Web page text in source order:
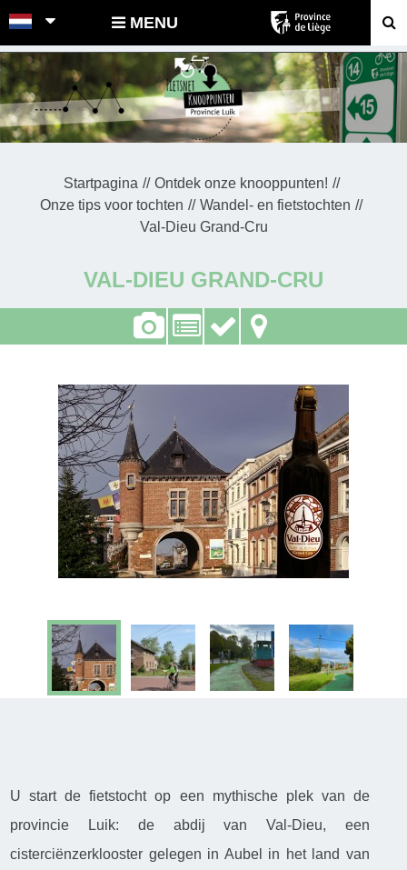
POINTS-NOEUDS MENU
Startpagina
Ontdek onze knooppunten!
Onze tips voor tochten
Wandel- en fietstochten
Val-Dieu Grand-Cru
VAL-DIEU GRAND-CRU
U start de fietstocht op een mythische plek van de
provincie Luik: de abdij van Val-Dieu, een
cisterciënzerklooster gelegen in Aubel in het land van